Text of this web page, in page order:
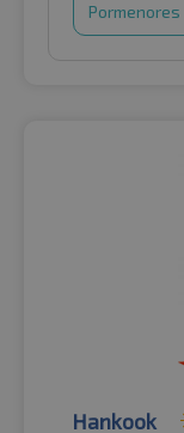
Pormenores
Hankook